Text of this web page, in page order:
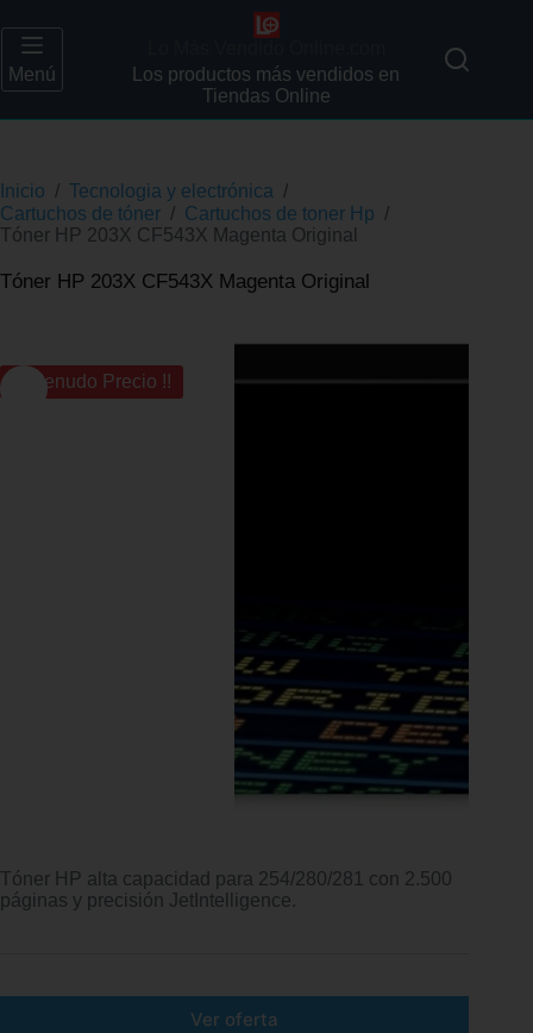
Menú
Los productos más vendidos en
Tiendas Online
Inicio / Tecnologia y electrónica /
Cartuchos de tóner / Cartuchos de toner Hp /
Tóner HP 203X CF543X Magenta Original
Tóner HP 203X CF543X Magenta Original
¡¡ Menudo Precio !!
Tóner HP alta capacidad para 254/280/281 con 2.500
páginas y precisión JetIntelligence.
Ver oferta